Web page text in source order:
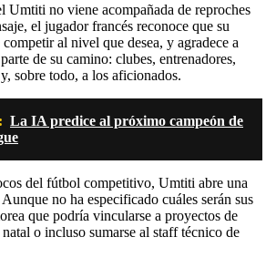
Umtiti no viene acompañada de reproches
el jugador francés reconoce que su
al nivel que desea, y agradece a
de su camino: clubes, entrenadores,
sobre todo, a los aficionados.
La IA predice al próximo campeón de
del fútbol competitivo, Umtiti abre una
no ha especificado cuáles serán sus
que podría vincularse a proyectos de
o incluso sumarse al staff técnico de